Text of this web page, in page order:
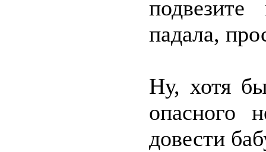
падала,
Ну, хотя
опасного
довести